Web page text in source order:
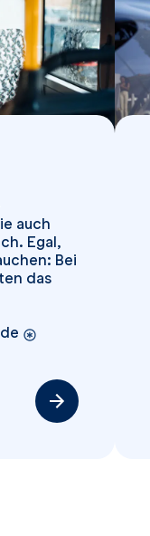
auch
Egal,
Bei
das